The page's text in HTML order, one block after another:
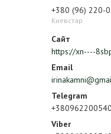
+380 (96) 220-
Киевстар
https://xn----
+380962200540